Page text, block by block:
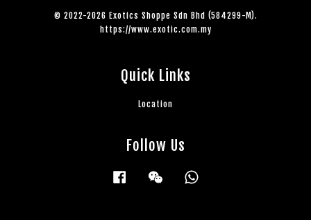
© 2022-2026 Exotics Shoppe Sdn Bhd (584299-M).
https://www.exotic.com.my
Quick Links
Location
Follow Us
Facebook Wechat